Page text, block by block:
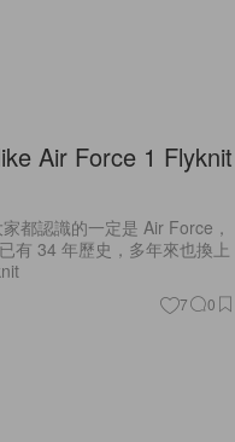
Air Force 1 Flyknit
都認識的一定是 Air Force，
有 34 年歷史，多年來也換上
7 0